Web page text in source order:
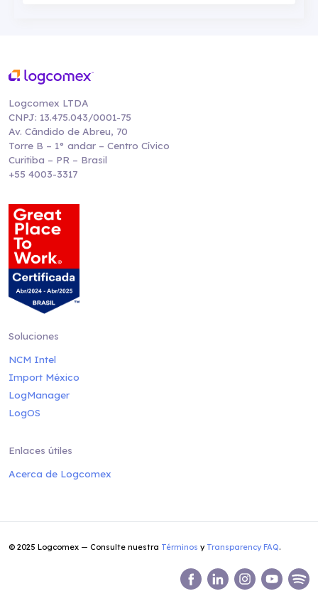
Logcomex LTDA
CNPJ: 13.475.043/0001-75
Av. Cândido de Abreu, 70
Torre B – 1° andar – Centro Cívico
Curitiba – PR – Brasil
+55 4003-3317
Soluciones
NCM Intel
Import México
LogManager
LogOS
Enlaces útiles
Acerca de Logcomex
© 2025 Logcomex — Consulte nuestra Términos y Transparency FAQ.